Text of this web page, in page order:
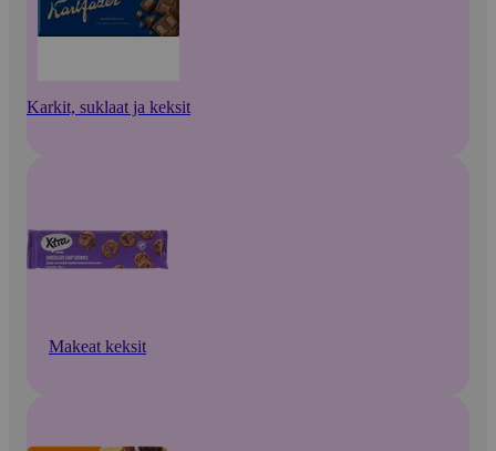
Karkit, suklaat ja keksit
Makeat keksit